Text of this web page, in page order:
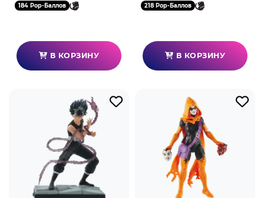
184 Pop-Баллов
В КОРЗИНУ
218 Pop-Баллов
В КОРЗИНУ